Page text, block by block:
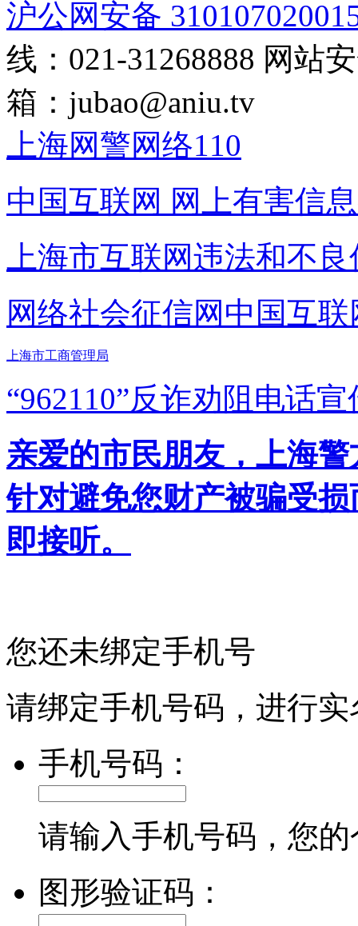
沪公网安备
线：021-31268888 网站
箱： jubao@aniu.tv
上海网警网络110
中国互联网 网上有害信
上海市互联网违法和不
网络社会征信网 中国互
上海市工商管理局
“962110”反诈劝阻电话宣
亲爱的市民朋友，上海
针对避免您财产被骗受
即接听。
您还未绑定手机号
请绑定手机号码，进行
手机号码：
请输入手机号码，您
图形验证码：